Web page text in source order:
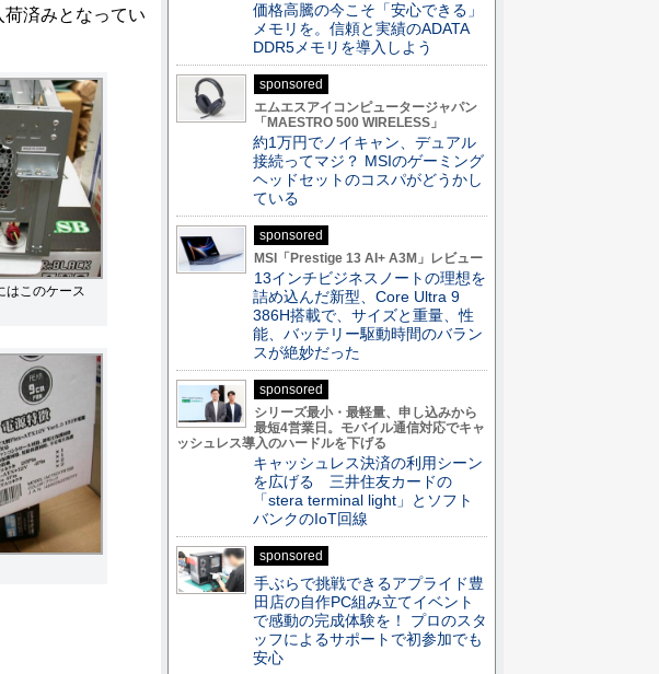
済みとなってい
はこのケース
価格高騰の今こそ「安心できる」
メモリを。信頼と実績のADATA
DDR5メモリを導入しよう
sponsored
エムエスアイコンピュータージャパン
「MAESTRO 500 WIRELESS」
約1万円でノイキャン、デュアル
接続ってマジ？ MSIのゲーミング
ヘッドセットのコスパがどうかし
ている
sponsored
MSI「Prestige 13 AI+ A3M」レビュー
13インチビジネスノートの理想を
詰め込んだ新型、Core Ultra 9
386H搭載で、サイズと重量、性
能、バッテリー駆動時間のバラン
スが絶妙だった
sponsored
シリーズ最小・最軽量、申し込みから
最短4営業日。モバイル通信対応でキャ
ッシュレス導入のハードルを下げる
キャッシュレス決済の利用シーン
を広げる 三井住友カードの
「stera terminal light」とソフト
バンクのIoT回線
sponsored
手ぶらで挑戦できるアプライド豊
田店の自作PC組み立てイベント
で感動の完成体験を！ プロのスタ
ッフによるサポートで初参加でも
安心